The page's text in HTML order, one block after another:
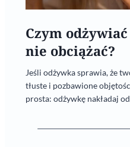
Czym
nie obciążać?
Jeśli odżywka sprawia, że
tłuste i pozbawione
prosta: odżywkę nakładaj